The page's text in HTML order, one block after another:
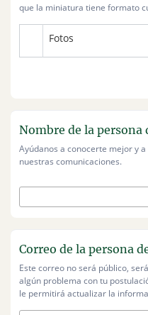
que la miniatura tiene formato
Fotos
Nombre de la
Ayúdanos a conocerte mejor y
nuestras comunicaciones.
Correo de la persona
Este correo no será público,
algún problema con tu
le permitirá actualizar la